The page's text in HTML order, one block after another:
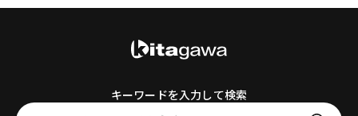
キーワードを入力して検索